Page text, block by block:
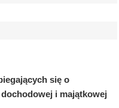
się o
i majątkowej